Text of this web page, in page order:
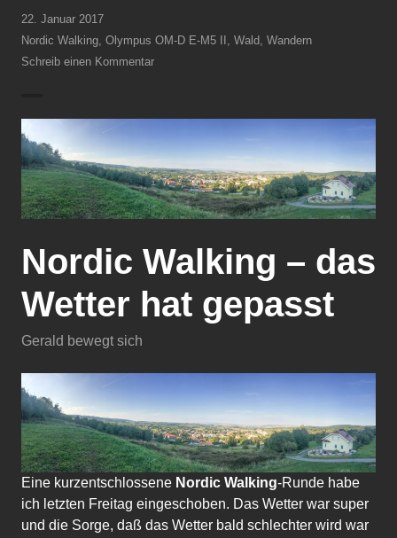
22. Januar 2017
Nordic Walking, Olympus OM-D E-M5 II , Wald, Wandern
Schreib einen Kommentar
Nordic Walking – das
Wetter hat gepasst
Gerald bewegt sich
Eine kurzentschlossene Nordic Walking-Runde habe
ich letzten Freitag eingeschoben. Das Wetter war super
und die Sorge, daß das Wetter bald schlechter wird war